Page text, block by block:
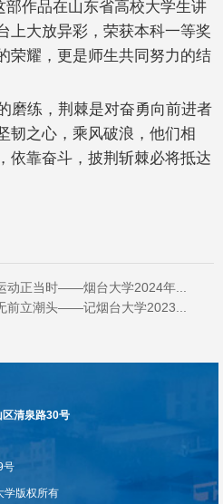
部作品在山东省高校大学生讲
上大放异彩，荣获本科一等奖
荣耀，更是师生共同努力的结
磨练，荆棘是对奋勇向前进者
韧之心，乘风破浪，他们相
依靠奋斗，披荆斩棘必将抵达
动正当时——烟台大学2024年...
前立潮头——记烟台大学2023...
清泉路30号
号
版权所有